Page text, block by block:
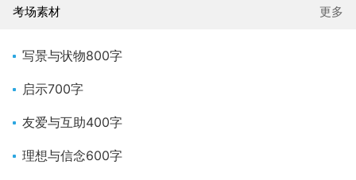
考场素材 更多
写景与状物800字
启示700字
友爱与互助400字
理想与信念600字